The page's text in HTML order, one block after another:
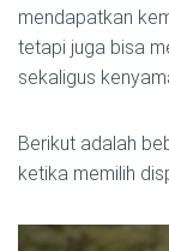
mendapatkan
tetapi juga bisa
sekaligus
Berikut adalah
ketika memilih